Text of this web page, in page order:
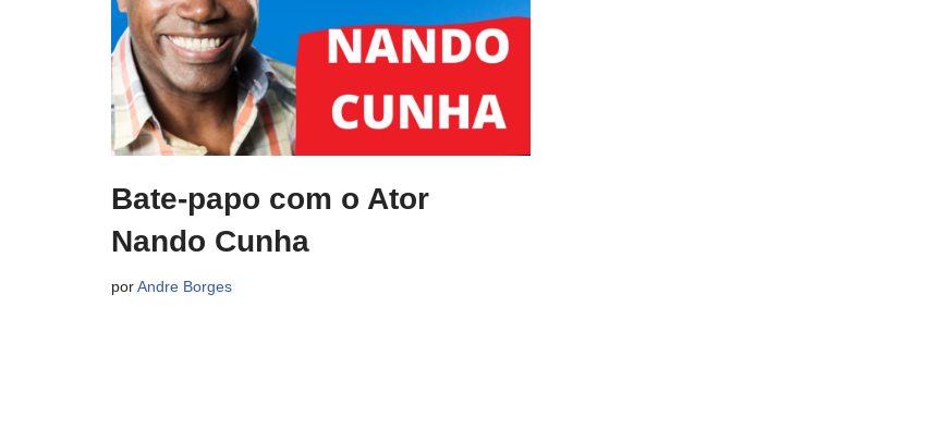
Bate-papo com o Ator
Nando Cunha
porAndre Borges